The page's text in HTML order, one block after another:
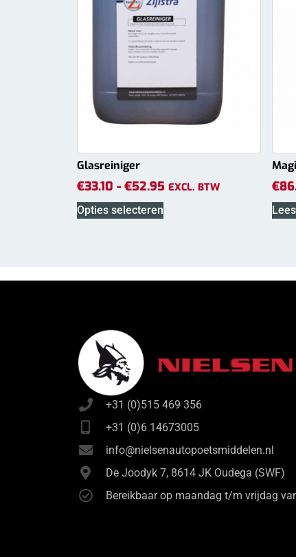
Glasreiniger
€33.10 - €52.95 EXCL. BTW
Opties selecteren
€
+31 (0)515 469 356
+31 (0)6 14673005
info@nielsenautopoetsmiddelen.nl
De Joodyk 7, 8614 JK Oudega (SWF)
Bereikbaar op maandag t/m vrijdag